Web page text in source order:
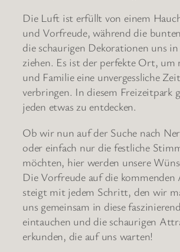
Die Luft ist erfüllt von einem
und Vorfreude, während die
die schaurigen Dekorationen uns
ziehen. Es ist der perfekte Ort, um
und Familie eine unvergessliche
verbringen. In diesem Freizeitpark
jeden etwas zu entdecken.
Ob wir nun auf der Suche nach
oder einfach nur die festliche
möchten, hier werden unsere
Die Vorfreude auf die kommenden
steigt mit jedem Schritt, den wir
uns gemeinsam in diese
eintauchen und die schaurigen
erkunden, die auf uns warten!